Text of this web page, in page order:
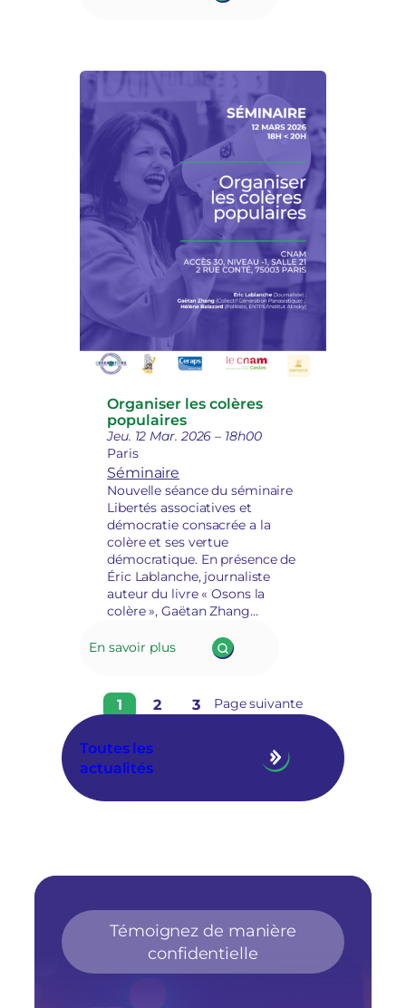
Adrien Roux Co-directeur de
Organiser les colères
populaires
Jeu. 12 Mar. 2026 – 18h00
Paris
Séminaire
Nouvelle séance du séminaire
Libertés associatives et
démocratie consacrée a la
colère et ses vertue
démocratique. En présence de
Éric Lablanche, journaliste
auteur du livre « Osons la
colère », Gaëtan Zhang
Génération Panasiatique et
Hélène Balazard, chercheuse
et membre de l’Institut
Alinsky.
En savoir plus
1 2 3 Page suivante
Toutes les
actualités
Témoignez de manière
confidentielle